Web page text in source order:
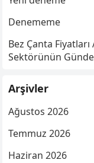
Denememe
Bez Çanta
Sektörünün
Arşivler
Ağustos 2026
Temmuz 2026
Haziran 2026